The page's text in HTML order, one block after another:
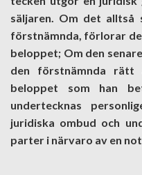
säljaren. Om det
förstnämnda, förlorar
beloppet; Om den
den förstnämnda rätt
beloppet som han
undertecknas
juridiska ombud och
parter i närvaro av en